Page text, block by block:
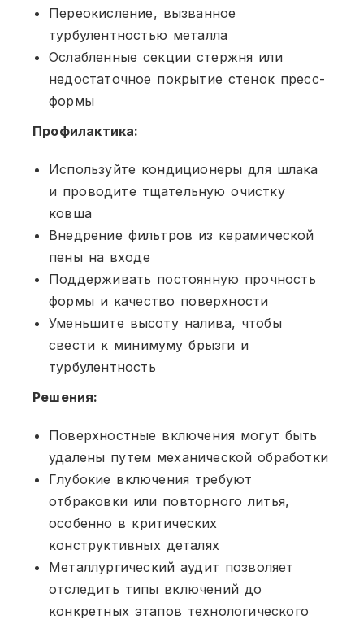
Переокисление, вызванное
турбулентностью металла
Ослабленные секции стержня или
недостаточное покрытие стенок пресс-
формы
Профилактика:
Используйте кондиционеры для шлака
и проводите тщательную очистку
ковша
Внедрение фильтров из керамической
пены на входе
Поддерживать постоянную прочность
формы и качество поверхности
Уменьшите высоту налива, чтобы
свести к минимуму брызги и
турбулентность
Решения:
Поверхностные включения могут быть
удалены путем механической обработки
Глубокие включения требуют
отбраковки или повторного литья,
особенно в критических
конструктивных деталях
Металлургический аудит позволяет
отследить типы включений до
конкретных этапов технологического